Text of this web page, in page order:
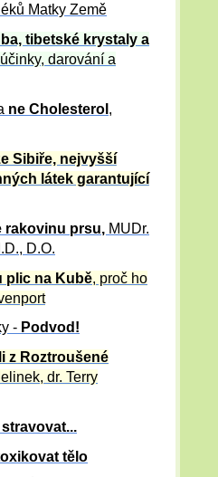
Matky Země
tibetské krystaly a
darování a
ne Cholesterol ,
Sibiře, nejvyšší
látek garantující
rakovinu prsu, MUDr.
D.O.
plic na Kubě, proč ho
- Podvod!
z Roztroušené
dr. Terry
stravovat...
tělo